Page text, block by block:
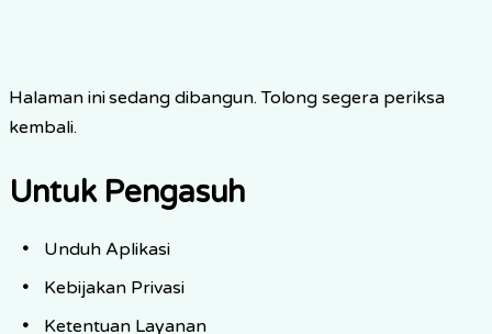
Halaman ini sedang dibangun. Tolong segera periksa
kembali.
Untuk Pengasuh
Unduh Aplikasi
Kebijakan Privasi
Ketentuan Layanan